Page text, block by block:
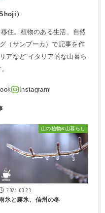
）
住。植物のある生活、自然
（サンブーカ）で記事を作
アなど“イタリア的な山暮ら
山の植物&山暮らし
2024.03.23
氷と霧氷、信州の冬